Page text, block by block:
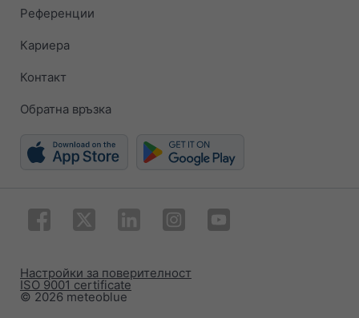
Референции
Кариера
Контакт
Обратна връзка
© 2026 meteoblue
ISO 9001 certificate
Настройки за поверителност